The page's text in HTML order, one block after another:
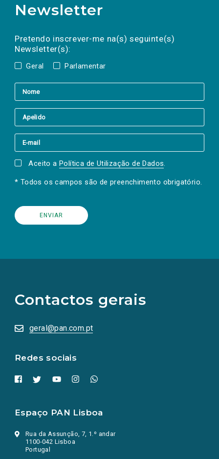
Newsletter
Pretendo inscrever-me na(s) seguinte(s)
Newsletter(s):
Geral Parlamentar
a(s) newsletter(s).
mail
Aceito a Política de Utilização de Dados.
* Todos os campos são de preenchimento obrigatório.
Contactos gerais
geral@pan.com.pt
Redes sociais
redes
sociais
numa
nova
Espaço PAN Lisboa
Rua da Assunção, 7, 1.º andar
1100-042 Lisboa
Portugal